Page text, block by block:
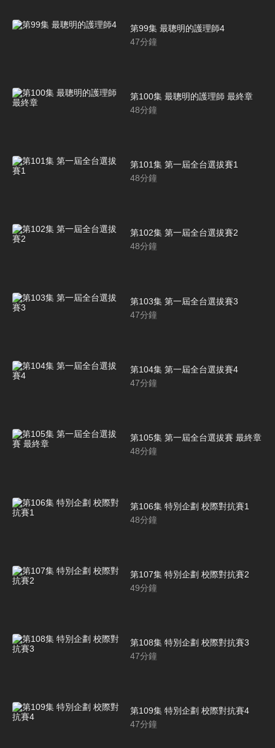
第99集 最聰明的護理師4
47分鐘
第100集 最聰明的護理師 最終章
48分鐘
第101集 第一屆全台選拔賽1
48分鐘
第102集 第一屆全台選拔賽2
48分鐘
第103集 第一屆全台選拔賽3
47分鐘
第104集 第一屆全台選拔賽4
47分鐘
第105集 第一屆全台選拔賽 最終章
48分鐘
第106集 特別企劃 校際對抗賽1
48分鐘
第107集 特別企劃 校際對抗賽2
49分鐘
第108集 特別企劃 校際對抗賽3
47分鐘
第109集 特別企劃 校際對抗賽4
47分鐘